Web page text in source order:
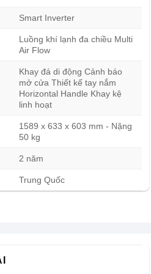
292 lít T30SV gọn
603 mm, cao 1589 mm và
tương đối gọn đối với một
dụng gần 300 lít.
tủ tản nhiệt và mở cửa thuận
Smart Inverter
Luồng khí lạnh đa chiều Multi
Air Flow
Khay đá di động Cảnh báo
mở cửa Thiết kế tay nắm
Horizontal Handle Khay kệ
linh hoạt
1589 x 633 x 603 mm - Nặng
50 kg
2 năm
Trung Quốc